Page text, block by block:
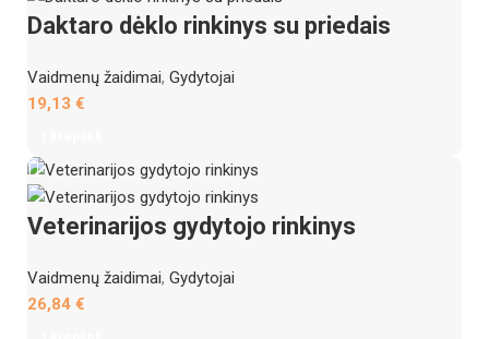
Daktaro dėklo rinkinys su priedais
Vaidmenų žaidimai, Gydytojai
19,13 €
Veterinarijos gydytojo rinkinys
Vaidmenų žaidimai, Gydytojai
26,84 €